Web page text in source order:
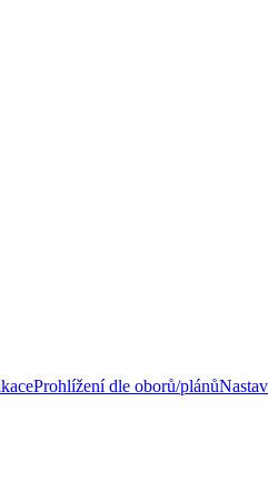
Prohlížení dle oborů/plánů